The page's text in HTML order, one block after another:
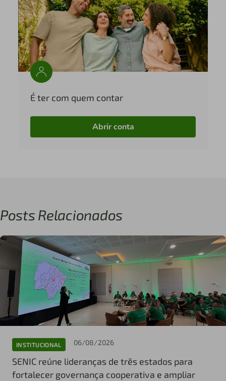
É ter com quem contar
Abrir conta
Posts Relacionados
INSTITUCIONAL 06/08/2026
SENIC reúne lideranças de três estados para
fortalecer governança cooperativa e ampliar